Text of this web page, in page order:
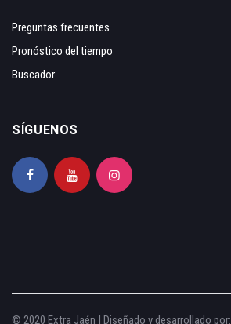
Preguntas frecuentes
Pronóstico del tiempo
Buscador
SÍGUENOS
© 2020 Extra Jaén | Diseñado y desarrollado por: